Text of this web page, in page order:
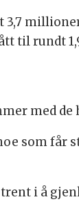
3,7
til rundt
med
som får
i å